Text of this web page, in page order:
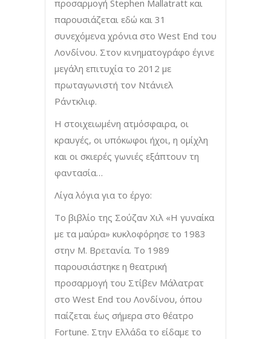
προσαρμογή Stephen Mallatratt και
παρουσιάζεται εδώ και 31
συνεχόμενα χρόνια στο West End του
Λονδίνου. Στον κινηματογράφο έγινε
μεγάλη επιτυχία το 2012 με
πρωταγωνιστή τον Ντάνιελ
Ράντκλιφ.
Η στοιχειωμένη ατμόσφαιρα, οι
κραυγές, οι υπόκωφοι ήχοι, η ομίχλη
και οι σκιερές γωνιές εξάπτουν τη
φαντασία…
Λίγα λόγια για το έργο:
Το βιβλίο της Σούζαν Χιλ «Η γυναίκα
με τα μαύρα» κυκλοφόρησε το 1983
στην Μ. Βρετανία. Το 1989
παρουσιάστηκε η θεατρική
προσαρμογή του Στίβεν Μάλατρατ
στο West End του Λονδίνου, όπου
παίζεται έως σήμερα στο θέατρο
Fortune. Στην Ελλάδα το είδαμε το